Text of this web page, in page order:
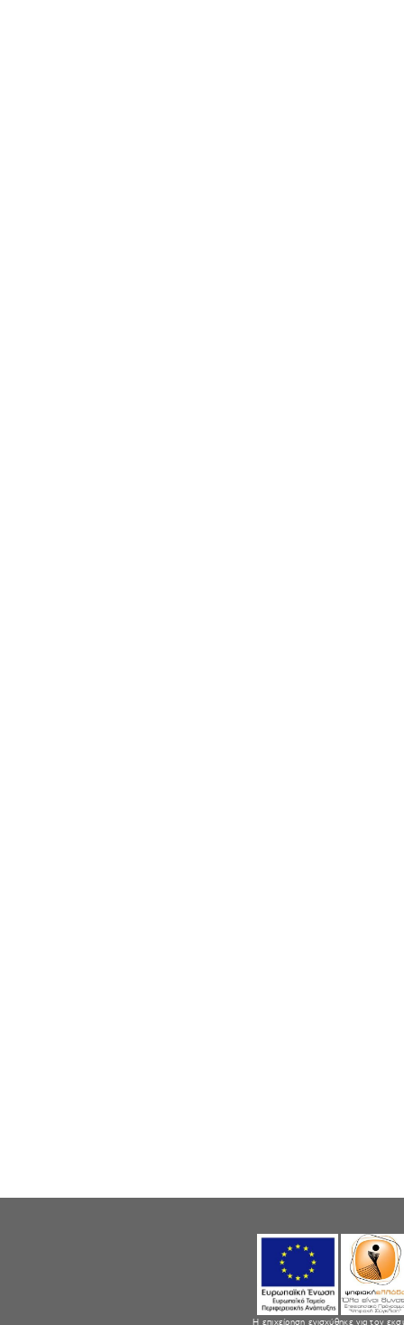
Η επιχείρηση ενισχύθηκε για τον